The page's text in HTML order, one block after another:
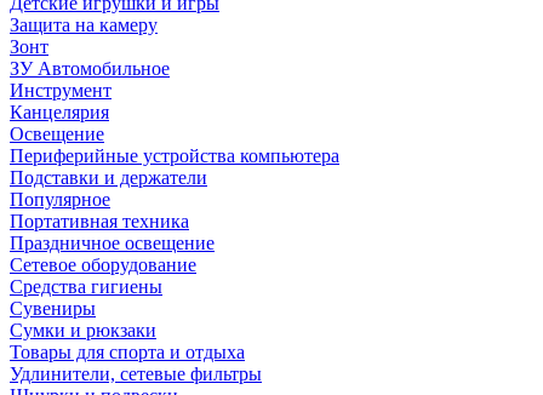
Защита на камеру
Зонт
ЗУ Автомобильное
Инструмент
Канцелярия
Освещение
Периферийные устройства компьютера
Подставки и держатели
Популярное
Портативная техника
Праздничное освещение
Сетевое оборудование
Средства гигиены
Сувениры
Сумки и рюкзаки
Товары для спорта и отдыха
Удлинители, сетевые фильтры